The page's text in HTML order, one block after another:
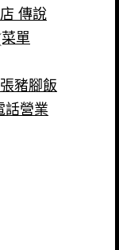
傳說
單
豬腳飯
話營業